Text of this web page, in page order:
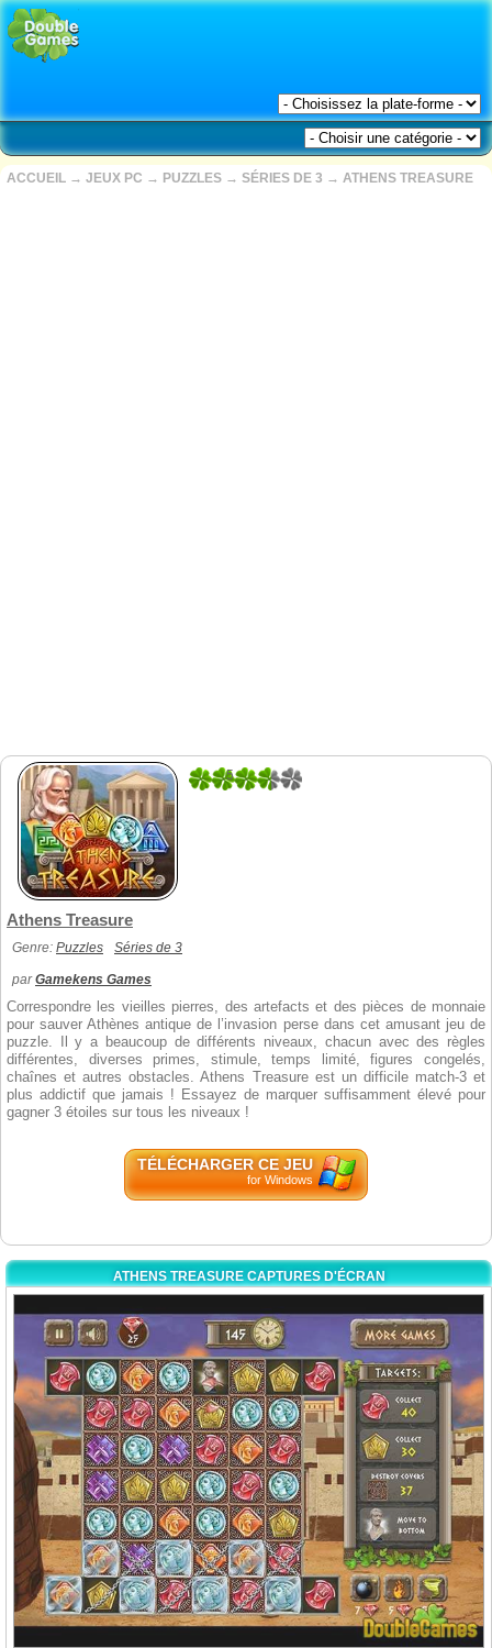
ACCUEIL → JEUX PC → PUZZLES → SÉRIES DE 3 → ATHENS TREASURE
5
Athens Treasure
Genre: Puzzles Séries de 3
parGamekens Games
Correspondre les vieilles pierres, des artefacts et des pièces de monnaie
pour sauver Athènes antique de l’invasion perse dans cet amusant jeu de
puzzle. Il y a beaucoup de différents niveaux, chacun avec des règles
différentes, diverses primes, stimule, temps limité, figures congelés,
chaînes et autres obstacles. Athens Treasure est un difficile match-3 et
plus addictif que jamais ! Essayez de marquer suffisamment élevé pour
gagner 3 étoiles sur tous les niveaux !
TÉLÉCHARGER CE JEU
for Windows
ATHENS TREASURE CAPTURES D'ÉCRAN